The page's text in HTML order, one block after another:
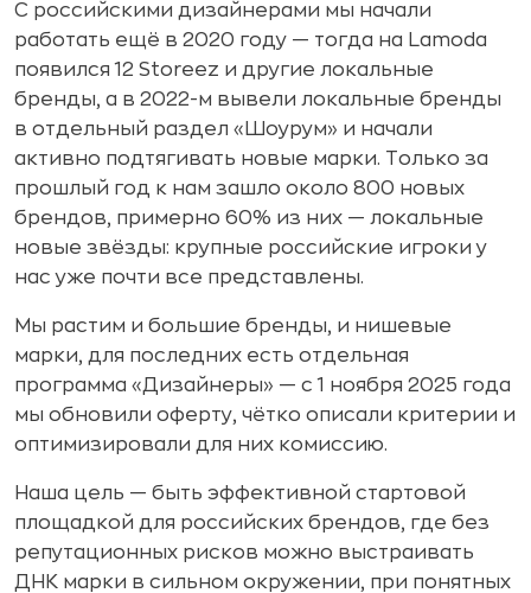
С российскими дизайнерами мы начали
работать ещё в 2020 году — тогда на Lamoda
появился 12 Storeez и другие локальные
бренды, а в 2022-м вывели локальные бренды
в отдельный раздел «Шоурум» и начали
активно подтягивать новые марки. Только за
прошлый год к нам зашло около 800 новых
брендов, примерно 60% из них — локальные
новые звёзды: крупные российские игроки у
нас уже почти все представлены.
Мы растим и большие бренды, и нишевые
марки, для последних есть отдельная
программа «Дизайнеры» — с 1 ноября 2025 года
мы обновили оферту, чётко описали критерии и
оптимизировали для них комиссию.
Наша цель — быть эффективной стартовой
площадкой для российских брендов, где без
репутационных рисков можно выстраивать
ДНК марки в сильном окружении, при понятных